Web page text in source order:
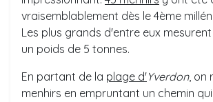
vraisemblablement dès le 4ème
Les plus grands d'entre eux
un poids de 5 tonnes.
En partant de la plage d'Yverdon, on
menhirs en empruntant un chemin